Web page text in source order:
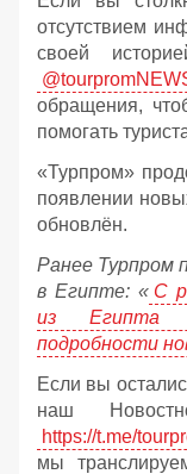
отсутствием
своей
обращения,
помогать
«Турпром»
появлении
обновлён.
Ранее Турпром
в Египте:« С
из Египта
подробности
Если вы
наш
https://t.me/
мы